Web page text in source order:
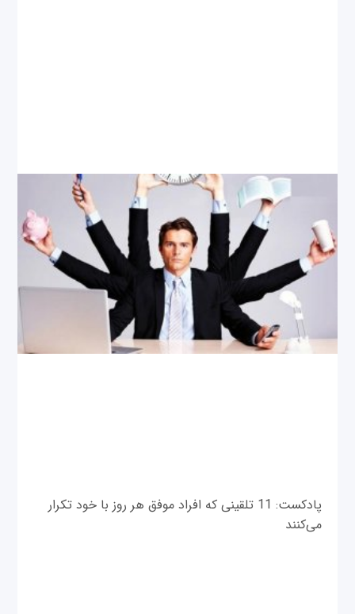
پادکست: 11 تلقینی که افراد موفق هر روز با خود تکرار
می‌کنند